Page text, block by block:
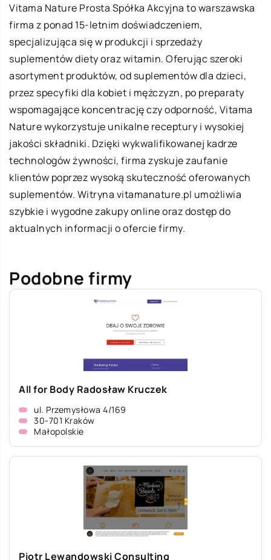
Vitama Nature Prosta Spółka Akcyjna to warszawska
firma z ponad 15-letnim doświadczeniem,
specjalizująca się w produkcji i sprzedaży
suplementów diety oraz witamin. Oferując szeroki
asortyment produktów, od suplementów dla dzieci,
przez specyfiki dla kobiet i mężczyzn, po preparaty
wspomagające koncentrację czy odporność, Vitama
Nature wykorzystuje unikalne receptury i wysokiej
jakości składniki. Dzięki wykwalifikowanej kadrze
technologów żywności, firma zyskuje zaufanie
klientów poprzez wysoką skuteczność oferowanych
suplementów. Witryna vitamanature.pl umożliwia
szybkie i wygodne zakupy online oraz dostęp do
aktualnych informacji o ofercie firmy.
Podobne firmy
All for Body Radosław Kruczek
ul. Przemysłowa 4/169
30-701 Kraków
Małopolskie
Piotr Lewandowski Consulting